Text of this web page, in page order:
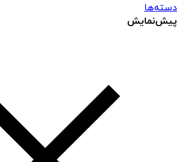
دسته‌ها
پیش‌نمایش